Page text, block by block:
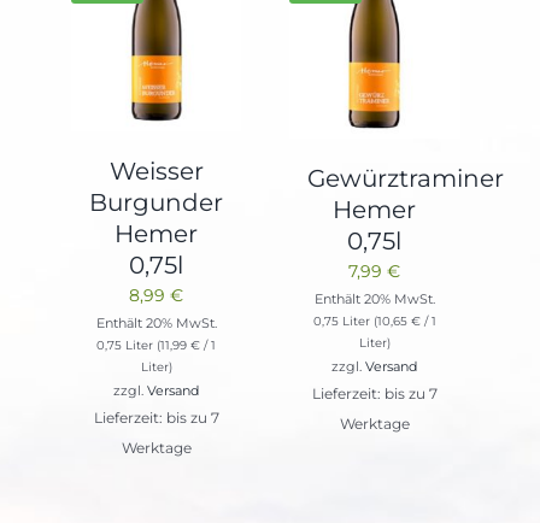
Weisser
Burgunder
Hemer
0,75l
8,99€
Enthält 20% MwSt.
0,75 Liter (11,99€ / 1
Liter)
zzgl.Versand
Lieferzeit: bis zu 7
Werktage
Gewürztraminer
Hemer
0,75l
7,99€
Enthält 20% MwSt.
0,75 Liter (10,65 €/ 1
Liter)
zzgl.Versand
Lieferzeit: bis zu 7
Werktage